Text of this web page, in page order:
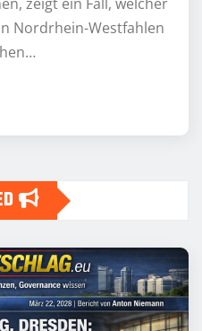
zeigt ein Fall, welcher
Nordrhein-Westfahlen